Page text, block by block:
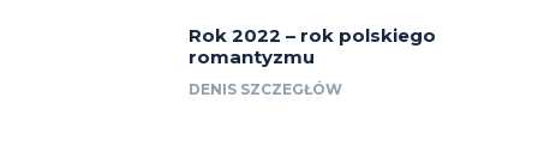
Rok 2022 – rok polskiego
romantyzmu
DENIS SZCZEGŁÓW